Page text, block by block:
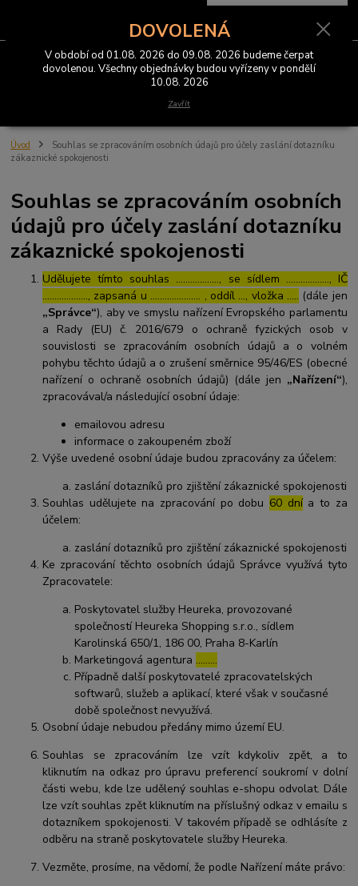
Menu
0 Kč
Úvod
Souhlas se zpracováním osobních údajů pro účely zaslání dotazníku
zákaznické spokojenosti
Souhlas se zpracováním osobních
údajů pro účely zaslání dotazníku
zákaznické spokojenosti
Udělujete tímto souhlas ……………..., se sídlem ………………, IČ
………………., zapsaná u ………………… , oddíl …, vložka ….. (dále jen
„Správce“), aby ve smyslu nařízení Evropského parlamentu
a Rady (EU) č. 2016/679 o ochraně fyzických osob v
souvislosti se zpracováním osobních údajů a o volném
pohybu těchto údajů a o zrušení směrnice 95/46/ES (obecné
nařízení o ochraně osobních údajů) (dále jen „Nařízení“),
zpracovával/a následující osobní údaje:
emailovou adresu
informace o zakoupeném zboží
Výše uvedené osobní údaje budou zpracovány za účelem:
zaslání dotazníků pro zjištění zákaznické spokojenosti
Souhlas udělujete na zpracování po dobu 60 dnía to za
účelem:
zaslání dotazníků pro zjištění zákaznické spokojenosti
Ke zpracování těchto osobních údajů Správce využívá tyto
Zpracovatele:
Poskytovatel služby Heureka, provozované
společností Heureka Shopping s.r.o., sídlem
Karolinská 650/1, 186 00, Praha 8-Karlín
Marketingová agentura ………
Případně další poskytovatelé zpracovatelských
softwarů, služeb a aplikací, které však v současné
době společnost nevyužívá.
Osobní údaje nebudou předány mimo území EU.
Souhlas se zpracováním lze vzít kdykoliv zpět, a to
kliknutím na odkaz pro úpravu preferencí soukromí v dolní
části webu, kde lze udělený souhlas e-shopu odvolat. Dále
lze vzít souhlas zpět kliknutím na příslušný odkaz v emailu s
dotazníkem spokojenosti. V takovém případě se odhlásíte z
odběru na straně poskytovatele služby Heureka.
Vezměte, prosíme, na vědomí, že podle Nařízení máte právo:
DOVOLENÁ
V období od 01.08. 2026 do 09.08. 2026 budeme čerpat
dovolenou. Všechny objednávky budou vyřízeny v pondělí
10.08. 2026
Zavřít